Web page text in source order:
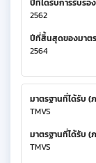
ปีที่ได้รับการรับรอ
2562
ปีที่สิ้นสุดของมาต
2564
มาตรฐานที่ได้รับ (
TMVS
มาตรฐานที่ได้รับ (
TMVS